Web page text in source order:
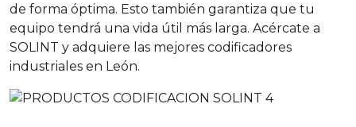
de forma óptima. Esto también garantiza que tu
equipo tendrá una vida útil más larga. Acércate a
SOLINT y adquiere las mejores codificadores
industriales en León.